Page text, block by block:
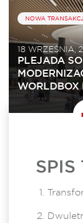
NOWA
18 WRZEŚNIA,
PLEJADA
WORLDBOX
SPIS